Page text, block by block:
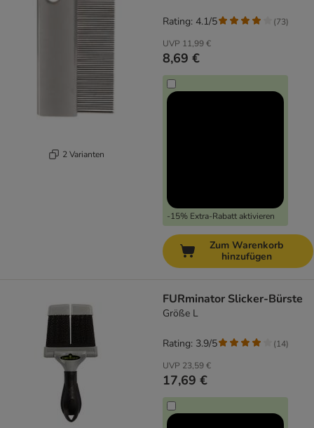
2 Varianten
UVP 11,99 €
8,69 €
-15% Extra-Rabatt aktivieren
Rating: 4.1/5 (73)
Zum Warenkorb
hinzufügen
FURminator Slicker-Bürste
Größe L
UVP 23,59 €
17,69 €
Rating: 3.9/5 (14)